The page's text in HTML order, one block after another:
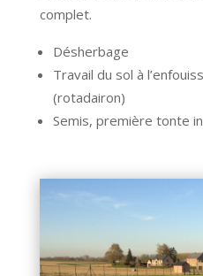
complet.
Désherbage
Travail du sol à
(rotadairon)
Semis, première tonte